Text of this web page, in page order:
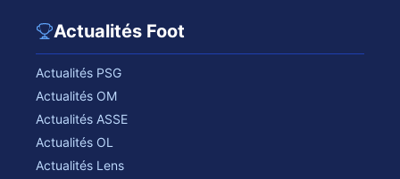
Actualités Foot
Actualités PSG
Actualités OM
Actualités ASSE
Actualités OL
Actualités Lens